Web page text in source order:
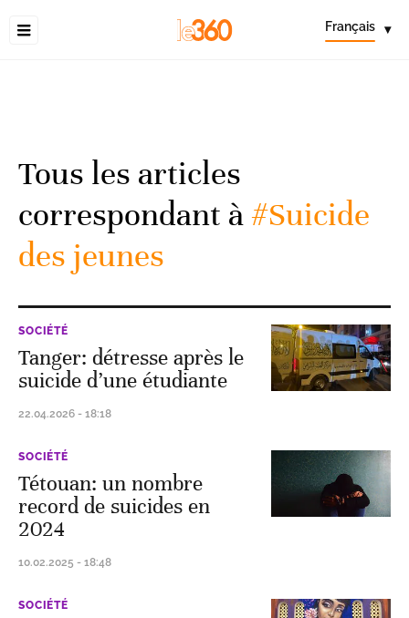
Français ▾
Tous les articles
correspondant à#Suicide
des jeunes
SOCIÉTÉ
Tanger: détresse après le
suicide d’une étudiante
22.04.2026 - 18:18
SOCIÉTÉ
Tétouan: un nombre
record de suicides en
2024
10.02.2025 - 18:48
SOCIÉTÉ